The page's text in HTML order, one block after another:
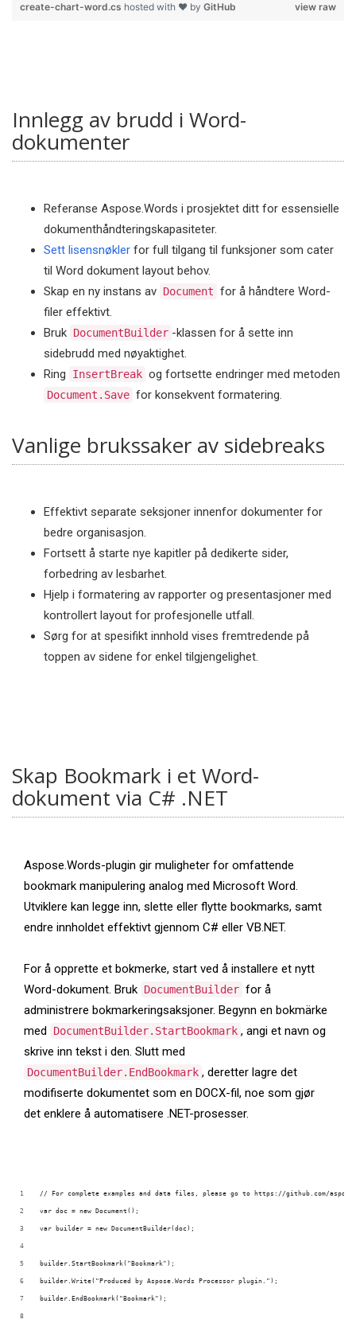
view raw
create-chart-word.cs hosted with ❤ by GitHub
Innlegg av brudd i Word-
dokumenter
Referanse Aspose.Words i prosjektet ditt for essensielle
dokumenthåndteringskapasiteter.
Sett lisensnøkler for full tilgang til funksjoner som cater
til Word dokument layout behov.
Skap en ny instans av Document for å håndtere Word-
filer effektivt.
Bruk DocumentBuilder -klassen for å sette inn
sidebrudd med nøyaktighet.
Ring
InsertBreak og fortsette endringer med metoden
Document.Save for konsekvent formatering.
Vanlige brukssaker av sidebreaks
Effektivt separate seksjoner innenfor dokumenter for
bedre organisasjon.
Fortsett å starte nye kapitler på dedikerte sider,
forbedring av lesbarhet.
Hjelp i formatering av rapporter og presentasjoner med
kontrollert layout for profesjonelle utfall.
Sørg for at spesifikt innhold vises fremtredende på
toppen av sidene for enkel tilgjengelighet.
Skap Bookmark i et Word-
dokument via C# .NET
Aspose.Words-plugin gir muligheter for omfattende
bookmark manipulering analog med Microsoft Word.
Utviklere kan legge inn, slette eller flytte bookmarks, samt
endre innholdet effektivt gjennom C# eller VB.NET.
For å opprette et bokmerke, start ved å installere et nytt
Word-dokument. Bruk DocumentBuilder for å
administrere bokmarkeringsaksjoner. Begynn en bokmärke
med
DocumentBuilder.StartBookmark , angi et navn og
skrive inn tekst i den. Slutt med
DocumentBuilder.EndBookmark , deretter lagre det
modifiserte dokumentet som en DOCX-fil, noe som gjør
det enklere å automatisere .NET-prosesser.